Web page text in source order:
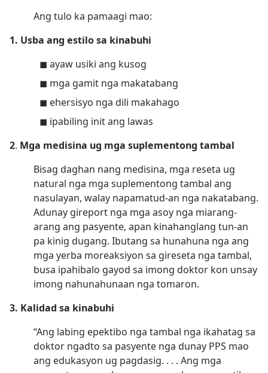
Ang tulo ka pamaagi mao:
1. Usba ang estilo sa kinabuhi
◼ ayaw usiki ang kusog
◼ mga gamit nga makatabang
◼ ehersisyo nga dili makahago
◼ ipabiling init ang lawas
2. Mga medisina ug mga suplementong tambal
Bisag daghan nang medisina, mga reseta ug
natural nga mga suplementong tambal ang
nasulayan, walay napamatud-an nga nakatabang.
Adunay gireport nga mga asoy nga miarang-
arang ang pasyente, apan kinahanglang tun-an
pa kinig dugang. Ibutang sa hunahuna nga ang
mga yerba moreaksiyon sa gireseta nga tambal,
busa ipahibalo gayod sa imong doktor kon unsay
imong nahunahunaan nga tomaron.
3. Kalidad sa kinabuhi
“Ang labing epektibo nga tambal nga ikahatag sa
doktor ngadto sa pasyente nga dunay PPS mao
ang edukasyon ug pagdasig. . . . Ang mga